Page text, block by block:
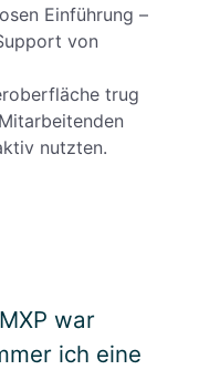
Einführung –
von
trug
nutzten.
war
ich eine